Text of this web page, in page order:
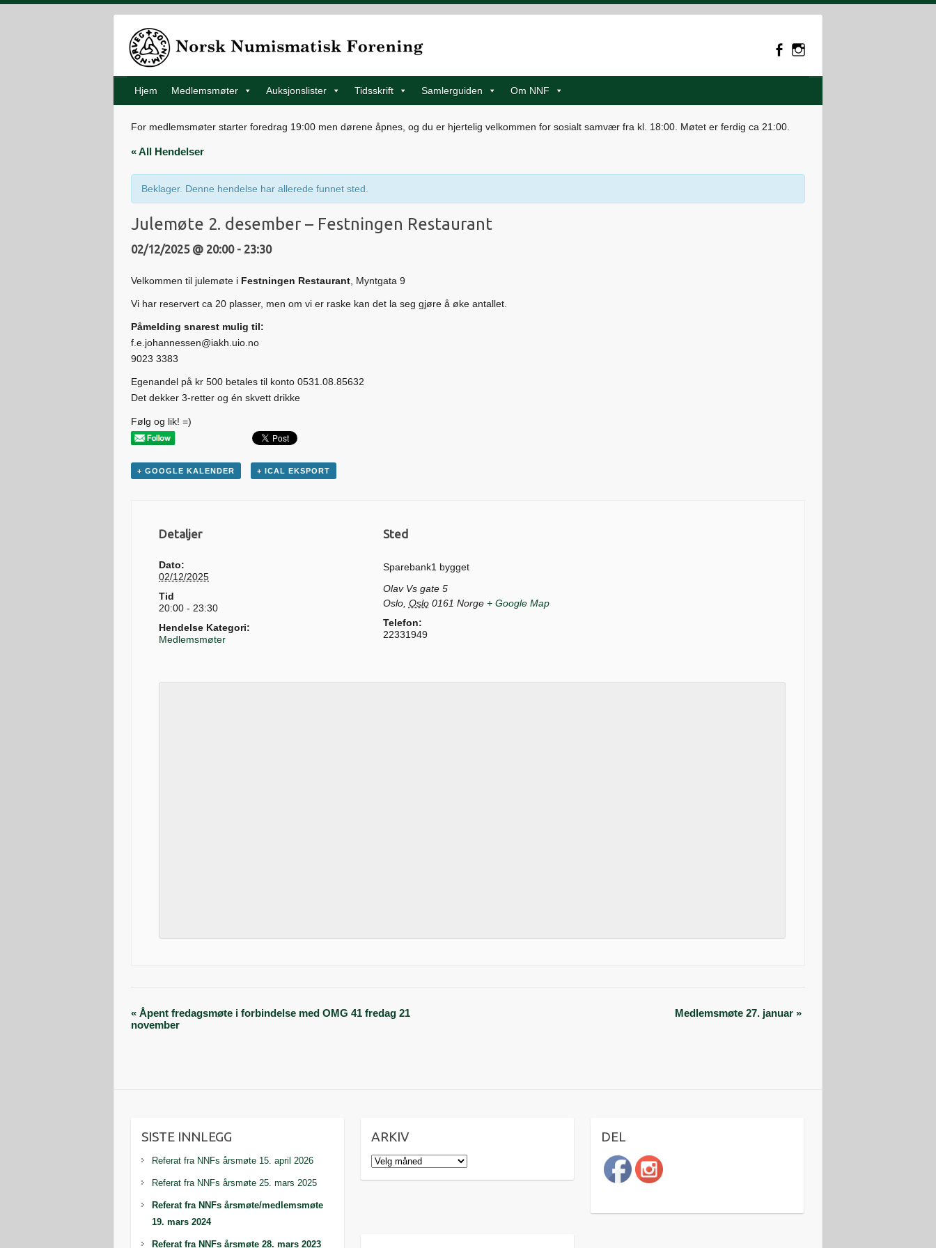
Hjem Medlemsmøter Auksjonslister Tidsskrift Samlerguiden Om NNF
For medlemsmøter starter foredrag 19:00 men dørene åpnes, og du er hjertelig velkommen for sosialt samvær fra kl. 18:00. Møtet er ferdig ca 21:00.
« All Hendelser
Beklager. Denne hendelse har allerede funnet sted.
Julemøte 2. desember – Festningen Restaurant
02/12/2025 @ 20:00- 23:30
Velkommen til julemøte i Festningen Restaurant , Myntgata 9
Vi har reservert ca 20 plasser, men om vi er raske kan det la seg gjøre å øke antallet.
Påmelding snarest mulig til:
f.e.johannessen@iakh.uio.no
9023 3383
Egenandel på kr 500 betales til konto 0531.08.85632
Det dekker 3-retter og én skvett drikke
Følg og lik! =)
+ GOOGLE KALENDER + ICAL EKSPORT
Detaljer
Dato:
02/12/2025
Tid
20:00 - 23:30
Hendelse Kategori:
Medlemsmøter
Sted
Sparebank1 bygget
Olav Vs gate 5
Oslo, Oslo 0161 Norge + Google Map
Telefon:
22331949
« Åpent fredagsmøte i forbindelse med OMG 41 fredag 21
november
Medlemsmøte 27. januar »
SISTE INNLEGG
Referat fra NNFs årsmøte 15. april 2026
Referat fra NNFs årsmøte 25. mars 2025
Referat fra NNFs årsmøte/medlemsmøte
19. mars 2024
Referat fra NNFs årsmøte 28. mars 2023
ARKIV
Arkiv
DEL